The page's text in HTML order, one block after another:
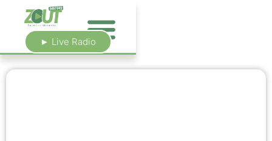
► Live Radio